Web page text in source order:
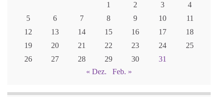
1
2 3
4
5
6 7 8 9 10
11
12
13 14 15 16 17
18
19
20 21 22 23 24
25
26
27 28 29 30
31
« Dez.
Feb. »